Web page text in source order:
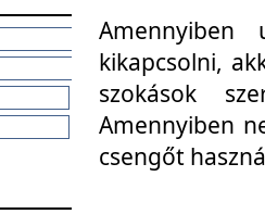
kikapcsolni,
szokások
Amennyiben
csengőt